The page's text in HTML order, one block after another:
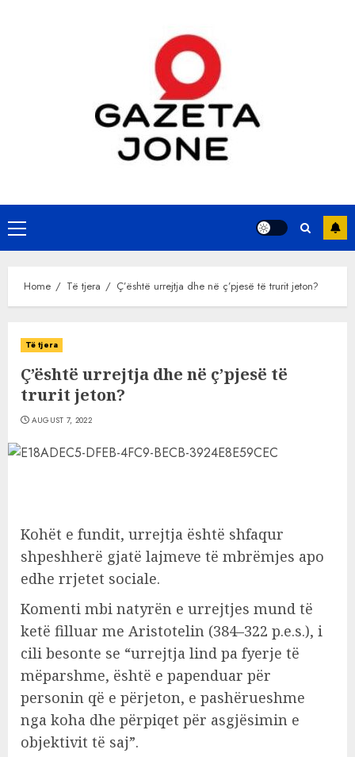
Primary
Menu
Home Të tjera Ç’është urrejtja dhe në ç’pjesë të trurit jeton?
Të tjera
Ç’është urrejtja dhe në ç’pjesë të
trurit jeton?
AUGUST 7, 2022
Kohët e fundit, urrejtja është shfaqur
shpeshherë gjatë lajmeve të mbrëmjes apo
edhe rrjetet sociale.
Komenti mbi natyrën e urrejtjes mund të
ketë filluar me Aristotelin (384–322 p.e.s.), i
cili besonte se “urrejtja lind pa fyerje të
mëparshme, është e papenduar për
personin që e përjeton, e pashërueshme
nga koha dhe përpiqet për asgjësimin e
objektivit të saj”.